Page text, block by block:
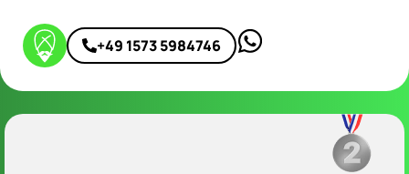
+49 1573 5984746